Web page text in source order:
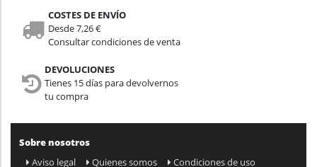
COSTES DE ENVÍO
Desde 7,26 €
Consultar condiciones de venta
DEVOLUCIONES
Tienes 15 días para devolvernos
tu compra
Sobre nosotros
Aviso legal
Quienes somos
Condiciones de uso